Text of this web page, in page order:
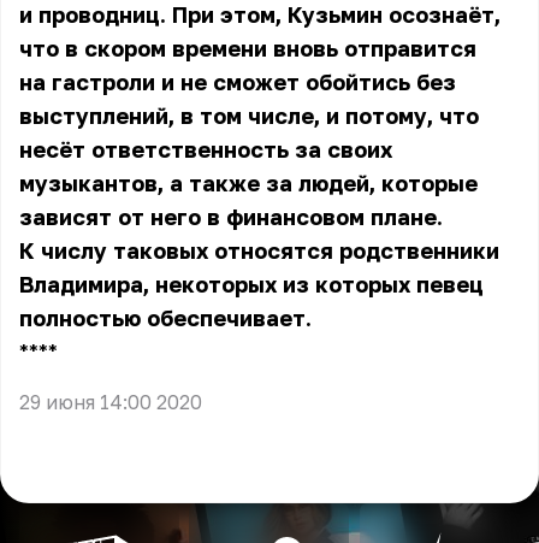
и проводниц. При этом, Кузьмин осознаёт,
что в скором времени вновь отправится
на гастроли и не сможет обойтись без
выступлений, в том числе, и потому, что
несёт ответственность за своих
музыкантов, а также за людей, которые
зависят от него в финансовом плане.
К числу таковых относятся родственники
Владимира, некоторых из которых певец
полностью обеспечивает.
** **
29 июня 14:00 2020